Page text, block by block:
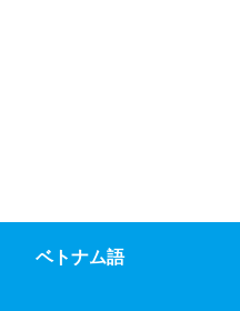
ベトナム語